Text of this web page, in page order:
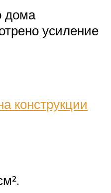
дома
усиление
конструкции